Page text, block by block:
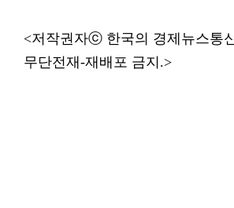
<저작권자ⓒ 한국의 경제뉴스통
무단전재-재배포 금지.>